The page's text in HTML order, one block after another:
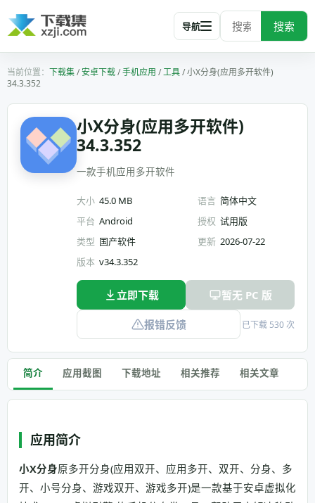
搜索
导航
下载集/安卓下载/手机应用 /工具/小X分身(应用多开软件)
34.3.352
小X分身(应用多开软件)
34.3.352
一款手机应用多开软件
大小 45.0 MB 语言 简体中文
平台 Android 授权 试用版
类型 国产软件 更新 2026-07-22
版本 v34.3.352
立即下载 暂无 PC 版
报错反馈 已下载 530 次
简介 应用截图 下载地址 相关推荐 相关文章
应用简介
小X分身原多开分身(应用双开、应用多开、双开、分身、多
开、小号分身、游戏双开、游戏多开)是一款基于安卓虚拟化